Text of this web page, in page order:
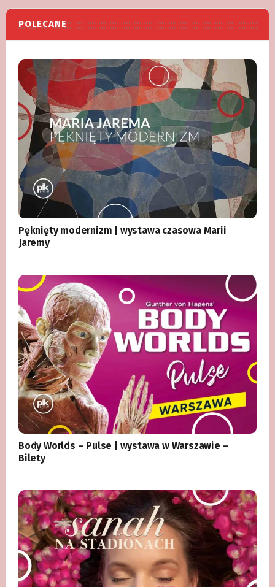
POLECANE
Pęknięty modernizm | wystawa czasowa Marii
Jaremy
Body Worlds – Pulse | wystawa w Warszawie –
Bilety